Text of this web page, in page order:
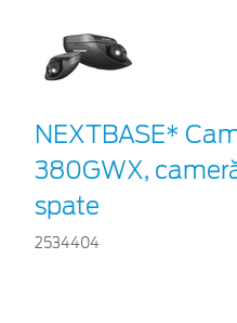
NEXTBASE*
380GWX,
spate
2534404